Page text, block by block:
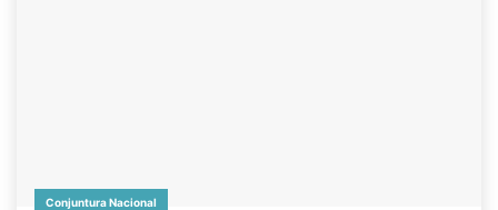
Conjuntura Nacional